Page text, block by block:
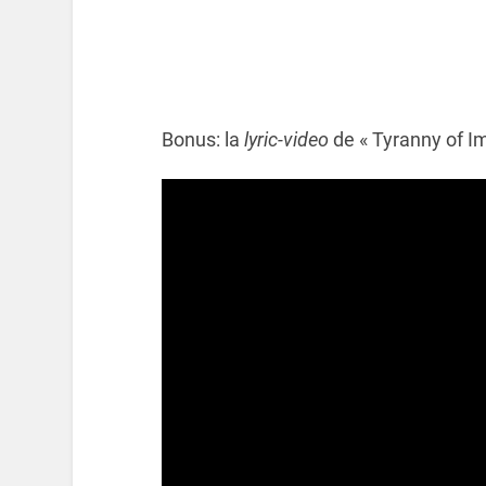
Bonus: la lyric-videode « Tyranny of